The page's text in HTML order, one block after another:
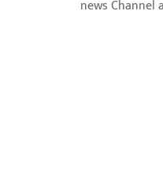
news Channel